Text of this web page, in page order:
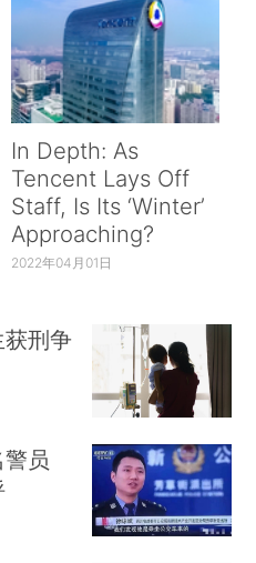
In Depth: As
Tencent Lays Off
Staff, Is Its ‘Winter’
Approaching?
2022年04月01日
刑争
员